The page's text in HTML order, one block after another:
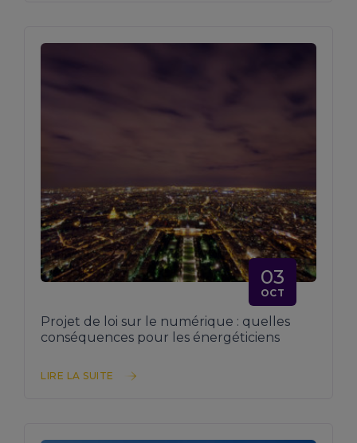
03
OCT
Projet de loi sur le numérique : quelles
conséquences pour les énergéticiens
LIRE LA SUITE